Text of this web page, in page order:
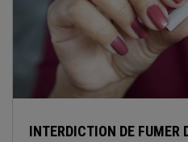
INTERDICTION DE FUMER